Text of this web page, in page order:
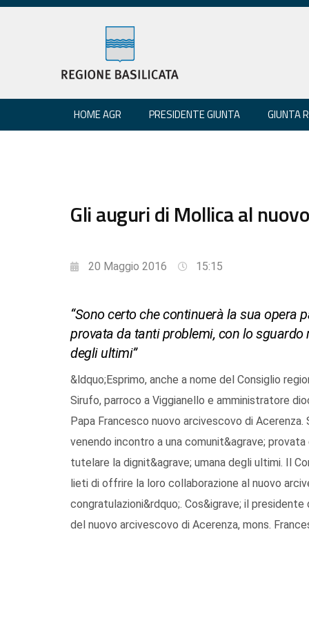
HOME AGR PRESIDENTE GIUNTA GIUNTA
Gli auguri di Mollica al
20 Maggio 2016 15:15
“Sono certo che continuerà la sua opera
provata da tanti problemi, con lo
degli ultimi”
&ldquo;Esprimo, anche a nome del Consiglio
Sirufo, parroco a Viggianello e amministratore
Papa Francesco nuovo arcivescovo di
venendo incontro a una comunit&agrave;
tutelare la dignit&agrave; umana degli ultimi. Il
lieti di offrire la loro collaborazione al nuovo
congratulazioni&rdquo;. Cos&igrave; il
del nuovo arcivescovo di Acerenza, mons.